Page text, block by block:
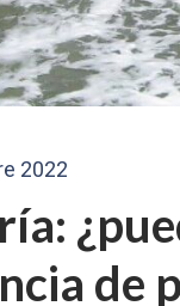
2022
de